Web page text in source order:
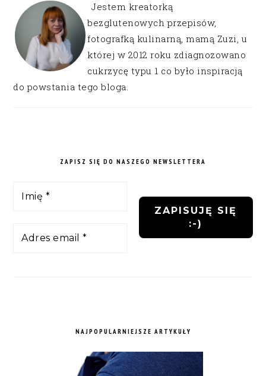
Jestem kreatorką
bezglutenowych przepisów,
fotografką kulinarną, mamą Zuzi, u
której w 2012 roku zdiagnozowano
cukrzycę typu 1 co było inspiracją
do powstania tego bloga.
ZAPISZ SIĘ DO NASZEGO NEWSLETTERA
NAJPOPULARNIEJSZE ARTYKUŁY